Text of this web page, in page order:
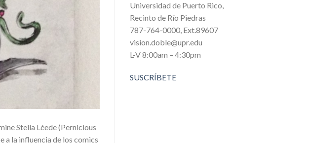
Stella Léede (Pernicious
a la influencia de los comics
Universidad de Puerto Rico,
Recinto de Río Piedras
787-764-0000, Ext.89607
vision.doble@upr.edu
L-V 8:00am – 4:30pm
SUSCRÍBETE